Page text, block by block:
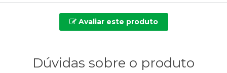
Avaliar este produto
Dúvidas sobre o produto